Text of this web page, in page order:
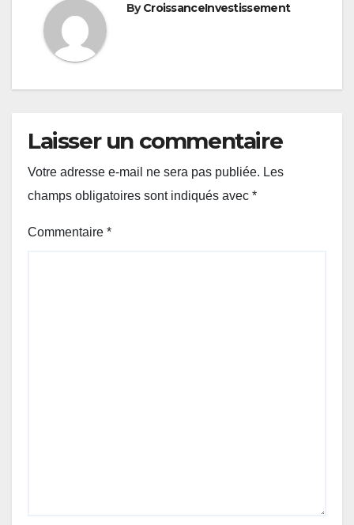
ByCroissanceInvestissement
Laisser un commentaire
Votre adresse e-mail ne sera pas publiée. Les
champs obligatoires sont indiqués avec *
Commentaire *